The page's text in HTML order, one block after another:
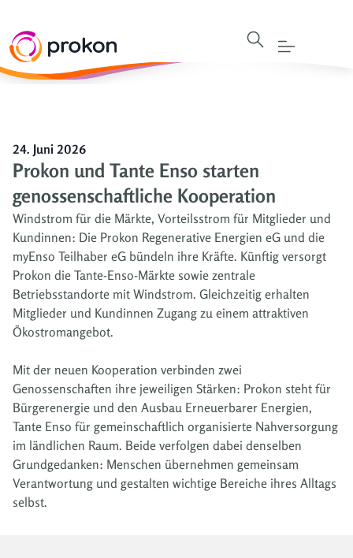
24. Juni 2026
Prokon und Tante Enso starten
genossenschaftliche Kooperation
Windstrom für die Märkte, Vorteilsstrom für Mitglieder und
Kundinnen: Die Prokon Regenerative Energien eG und die
myEnso Teilhaber eG bündeln ihre Kräfte. Künftig versorgt
Prokon die Tante-Enso-Märkte sowie zentrale
Betriebsstandorte mit Windstrom. Gleichzeitig erhalten
Mitglieder und Kundinnen Zugang zu einem attraktiven
Ökostromangebot.
Mit der neuen Kooperation verbinden zwei
Genossenschaften ihre jeweiligen Stärken: Prokon steht für
Bürgerenergie und den Ausbau Erneuerbarer Energien,
Tante Enso für gemeinschaftlich organisierte Nahversorgung
im ländlichen Raum. Beide verfolgen dabei denselben
Grundgedanken: Menschen übernehmen gemeinsam
Verantwortung und gestalten wichtige Bereiche ihres Alltags
selbst.